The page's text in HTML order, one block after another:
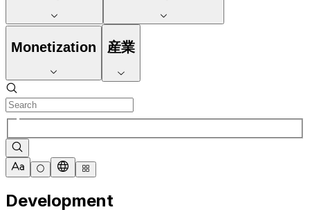
Monetization 産業
Development